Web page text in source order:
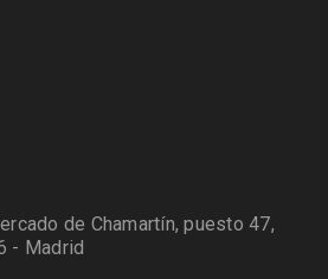
de Chamartín, puesto 47,
- Madrid